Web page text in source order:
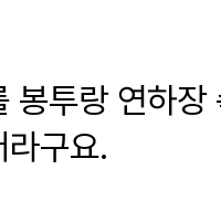
봉투랑 연하
구요.